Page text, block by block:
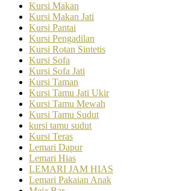
Kursi Makan
Kursi Makan Jati
Kursi Pantai
Kursi Pengadilan
Kursi Rotan Sintetis
Kursi Sofa
Kursi Sofa Jati
Kursi Taman
Kursi Tamu Jati Ukir
Kursi Tamu Mewah
Kursi Tamu Sudut
kursi tamu sudut
Kursi Teras
Lemari Dapur
Lemari Hias
LEMARI JAM HIAS
Lemari Pakaian Anak